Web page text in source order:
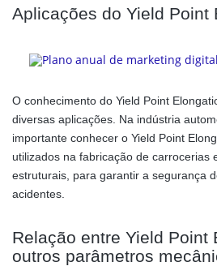
Aplicações do Yield Point
O conhecimento do Yield Point
diversas aplicações. Na indústria
importante conhecer o Yield Point
utilizados na fabricação de carrocerias
estruturais, para garantir a segurança
acidentes.
Relação entre Yield Point
outros parâmetros